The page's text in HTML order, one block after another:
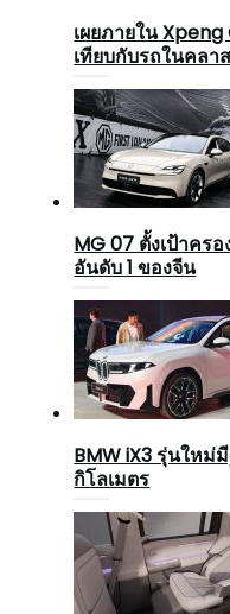
เผยภายใน
เทียบกับรถในคลา
MG 07 ตั้งเป้าคร
อันดับ 1 ของจีน
BMW iX3 รุ่นใหม่
กิโลเมตร